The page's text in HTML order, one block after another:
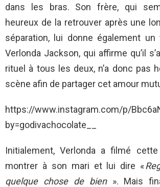
dans les bras. Son frère, qui
heureux de la retrouver après une
séparation, lui donne également
Verlonda Jackson, qui affirme qu’il
rituel à tous les deux, n’a donc pas
scène afin de partager cet amour
https://www.instagram.com/p/
by=godivachocolate__
Initialement, Verlonda a filmé
montrer à son mari et lui dire «
quelque chose de bien ». Mais